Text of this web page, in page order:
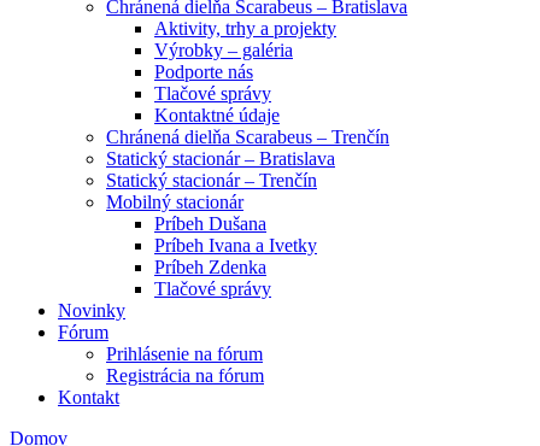
Chránená dielňa Scarabeus – Bratislava
Aktivity, trhy a projekty
Výrobky – galéria
Podporte nás
Tlačové správy
Kontaktné údaje
Chránená dielňa Scarabeus – Trenčín
Statický stacionár – Bratislava
Statický stacionár – Trenčín
Mobilný stacionár
Príbeh Dušana
Príbeh Ivana a Ivetky
Príbeh Zdenka
Tlačové správy
Novinky
Fórum
Prihlásenie na fórum
Registrácia na fórum
Kontakt
Domov